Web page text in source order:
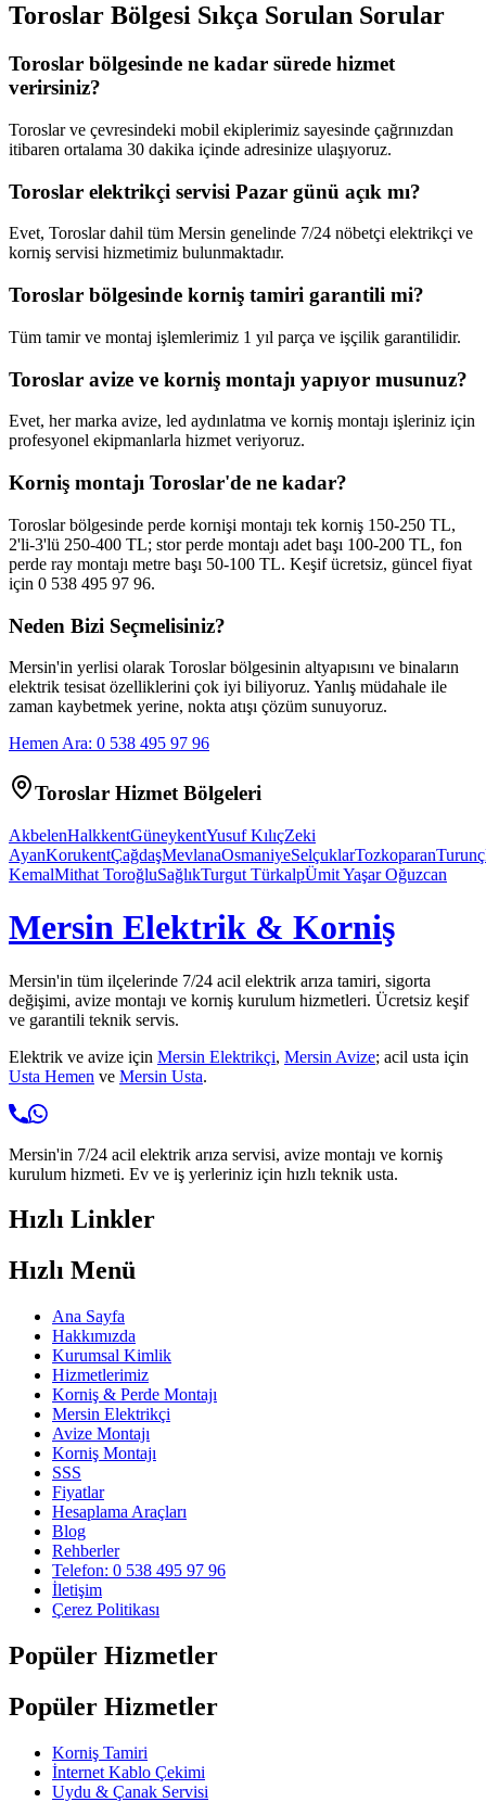
Toroslar Bölgesi Sıkça Sorulan Sorular
Toroslar bölgesinde ne kadar sürede hizmet
verirsiniz?
Toroslar ve çevresindeki mobil ekiplerimiz sayesinde çağrınızdan
itibaren ortalama 30 dakika içinde adresinize ulaşıyoruz.
Toroslar elektrikçi servisi Pazar günü açık mı?
Evet, Toroslar dahil tüm Mersin genelinde 7/24 nöbetçi elektrikçi ve
korniş servisi hizmetimiz bulunmaktadır.
Toroslar bölgesinde korniş tamiri garantili mi?
Tüm tamir ve montaj işlemlerimiz 1 yıl parça ve işçilik garantilidir.
Toroslar avize ve korniş montajı yapıyor musunuz?
Evet, her marka avize, led aydınlatma ve korniş montajı işleriniz için
profesyonel ekipmanlarla hizmet veriyoruz.
Korniş montajı Toroslar'de ne kadar?
Toroslar bölgesinde perde kornişi montajı tek korniş 150-250 TL,
2'li-3'lü 250-400 TL; stor perde montajı adet başı 100-200 TL, fon
perde ray montajı metre başı 50-100 TL. Keşif ücretsiz, güncel fiyat
için 0 538 495 97 96.
Neden Bizi Seçmelisiniz?
Mersin'in yerlisi olarak Toroslarbölgesinin altyapısını ve binaların
elektrik tesisat özelliklerini çok iyi biliyoruz. Yanlış müdahale ile
zaman kaybetmek yerine, nokta atışı çözüm sunuyoruz.
Hemen Ara: 0 538 495 97 96
Toroslar Hizmet Bölgeleri
AkbelenHalkkentGüneykentYusuf KılıçZeki
AyanKorukentÇağdaşMevlanaOsmaniyeSelçuklarTozkoparan
KemalMithat ToroğluSağlıkTurgut TürkalpÜmit Yaşar Oğuzcan
Mersin Elektrik & Korniş
Mersin'in tüm ilçelerinde 7/24 acil elektrik arıza tamiri, sigorta
değişimi, avize montajı ve korniş kurulum hizmetleri. Ücretsiz keşif
ve garantili teknik servis.
Elektrik ve avize için Mersin Elektrikçi, Mersin Avize; acil usta için
Usta Hemen ve Mersin Usta.
Mersin'in 7/24 acil elektrik arıza servisi, avize montajı ve korniş
kurulum hizmeti. Ev ve iş yerleriniz için hızlı teknik usta.
Hızlı Linkler
Hızlı Menü
Ana Sayfa
Hakkımızda
Kurumsal Kimlik
Hizmetlerimiz
Korniş & Perde Montajı
Mersin Elektrikçi
Avize Montajı
Korniş Montajı
SSS
Fiyatlar
Hesaplama Araçları
Blog
Rehberler
Telefon: 0 538 495 97 96
İletişim
Çerez Politikası
Popüler Hizmetler
Popüler Hizmetler
Korniş Tamiri
İnternet Kablo Çekimi
Uydu & Çanak Servisi